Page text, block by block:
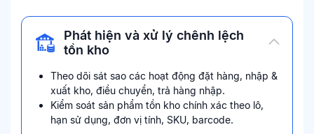
Phát hiện và xử lý chênh lệch
tồn kho
Theo dõi sát sao các hoạt động đặt hàng, nhập &
xuất kho, điều chuyển, trả hàng nhập.
Kiểm soát sản phẩm tồn kho chính xác theo lô,
hạn sử dụng, đơn vị tính, SKU, barcode.